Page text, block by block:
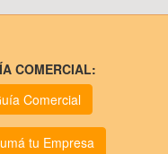
COMERCIAL:
Comercial
tu Empresa